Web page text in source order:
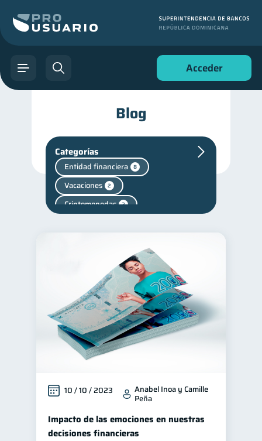
Acceder
Blog
Categorías
Entidad financiera 8
Vacaciones 2
Criptomonedas 2
Finanzas personales 44
Manejo de deudas
Educación financiera 31
Finanzas para jóvenes 30
Control de deudas 30
Finanzas familiares
Bienestar financiero 22
Seguridad financiera
10 / 10 / 2023 Anabel Inoa y Camille
Peña
Impacto de las emociones en nuestras
decisiones financieras